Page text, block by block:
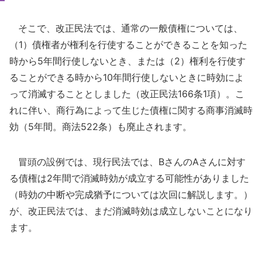
そこで、改正民法では、通常の一般債権については、
（1）債権者が権利を行使することができることを知った
時から5年間行使しないとき、または（2）権利を行使す
ることができる時から10年間行使しないときに時効によ
って消滅することとしました（改正民法166条1項）。こ
れに伴い、商行為によって生じた債権に関する商事消滅時
効（5年間。商法522条）も廃止されます。
冒頭の設例では、現行民法では、BさんのAさんに対す
る債権は2年間で消滅時効が成立する可能性がありました
（時効の中断や完成猶予については次回に解説します。）
が、改正民法では、まだ消滅時効は成立しないことになり
ます。